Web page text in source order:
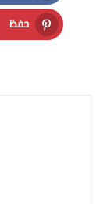
حفظ